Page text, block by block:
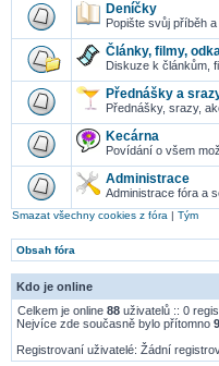
Deníčky
Popište svůj příběh
Články, filmy,
Diskuze k článkům,
Přednášky a
Přednášky, srazy,
Kecárna
Povídání o všem
Administrace
Administrace fóra a
Smazat všechny cookies z fóra | Tým
Obsah fóra
Kdo je online
Celkem je online 88 uživatelů :: 0
Nejvíce zde současně bylo přítomno
Registrovaní uživatelé: Žádní